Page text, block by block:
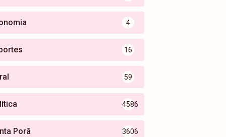
4
16
59
4586
Porã 3606